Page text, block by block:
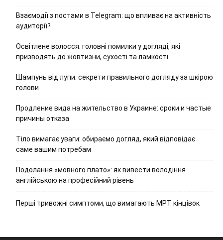
Взаємодії з постами в Telegram: що впливає на активність
аудиторії?
Освітлене волосся: головні помилки у догляді, які
призводять до жовтизни, сухості та ламкості
Шампунь від лупи: секрети правильного догляду за шкірою
голови
Продление вида на жительство в Украине: сроки и частые
причины отказа
Тіло вимагає уваги: обираємо догляд, який відповідає
саме вашим потребам
Подолання «мовного плато»: як вивести володіння
англійською на професійний рівень
Перші тривожні симптоми, що вимагають МРТ кінцівок